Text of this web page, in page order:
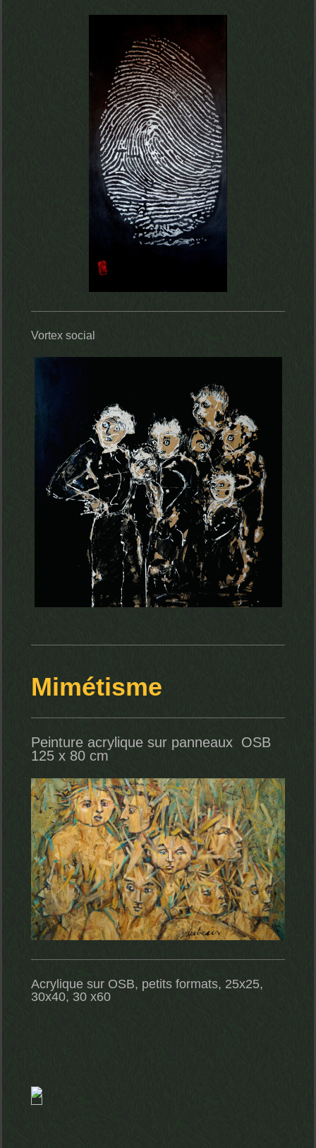
Vortex social
Mimétisme
Peinture acrylique sur panneaux OSB
125 x 80 cm
Acrylique sur OSB, petits formats, 25x25,
30x40, 30 x60